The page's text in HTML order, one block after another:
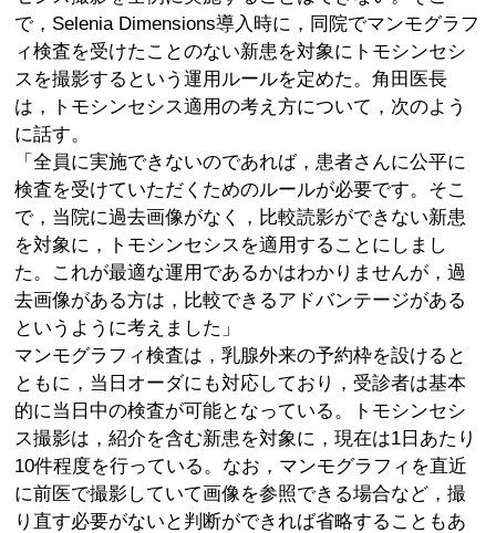
で，Selenia Dimensions導入時に，同院でマンモグラフ
ィ検査を受けたことのない新患を対象にトモシンセシ
スを撮影するという運用ルールを定めた。角田医長
は，トモシンセシス適用の考え方について，次のよう
に話す。
「全員に実施できないのであれば，患者さんに公平に
検査を受けていただくためのルールが必要です。そこ
で，当院に過去画像がなく，比較読影ができない新患
を対象に，トモシンセシスを適用することにしまし
た。これが最適な運用であるかはわかりませんが，過
去画像がある方は，比較できるアドバンテージがある
というように考えました」
マンモグラフィ検査は，乳腺外来の予約枠を設けると
ともに，当日オーダにも対応しており，受診者は基本
的に当日中の検査が可能となっている。トモシンセシ
ス撮影は，紹介を含む新患を対象に，現在は1日あたり
10件程度を行っている。なお，マンモグラフィを直近
に前医で撮影していて画像を参照できる場合など，撮
り直す必要がないと判断ができれば省略することもあ